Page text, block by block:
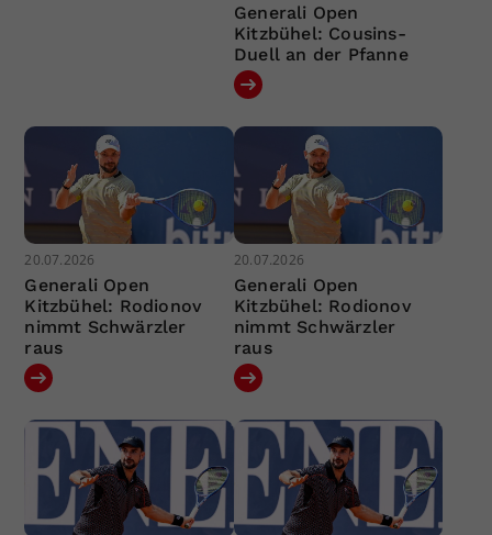
Generali Open
Kitzbühel: Cousins-
Duell an der Pfanne
20.07.2026
Generali Open
Kitzbühel: Rodionov
nimmt Schwärzler
raus
20.07.2026
Generali Open
Kitzbühel: Rodionov
nimmt Schwärzler
raus